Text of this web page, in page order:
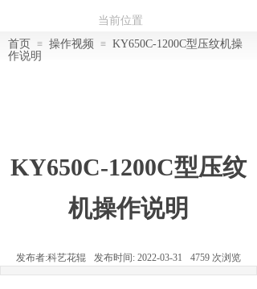
当前位置
首页 ≡ 操作视频 ≡ KY650C-1200C型压纹机操
作说明
KY650C-1200C型压纹
机操作说明
发布者:科艺花辊 发布时间: 2022-03-31 4759 次浏览